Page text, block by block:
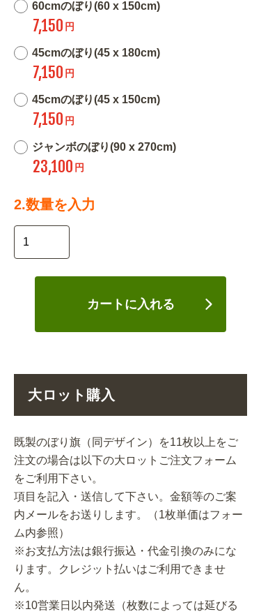
60cmのぼり(60 x 150cm)
7,150 円
45cmのぼり(45 x 180cm)
7,150 円
45cmのぼり(45 x 150cm)
7,150 円
ジャンボのぼり(90 x 270cm)
23,100 円
2.数量を入力
カートに入れる
大ロット購入
既製のぼり旗（同デザイン）を11枚以上をご
注文の場合は以下の大ロットご注文フォーム
をご利用下さい。
項目を記入・送信して下さい。金額等のご案
内メールをお送りします。（1枚単価はフォー
ム内参照）
※お支払方法は銀行振込・代金引換のみにな
ります。クレジット払いはご利用できませ
ん。
※10営業日以内発送（枚数によっては延びる